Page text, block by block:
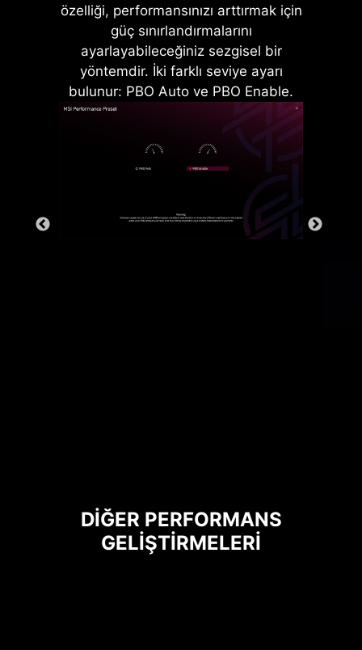
özelliği, performansınızı arttırmak için
güç sınırlandırmalarını
ayarlayabileceğiniz sezgisel bir
yöntemdir. İki farklı seviye ayarı
bulunur: PBO Auto ve PBO Enable.
DİĞER PERFORMANS
GELİŞTİRMELERİ
Arka ve Ön USB portları
Güç safhalarının topraklama yapısı
MSI'ın patentli tasarımıdır. Bu yapı,